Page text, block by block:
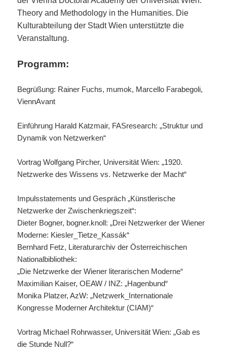
Theory and Methodology in the Humanities. Die
Kulturabteilung der Stadt Wien unterstützte die
Veranstaltung.
Programm:
Begrüßung: Rainer Fuchs, mumok, Marcello Farabegoli,
ViennAvant
Einführung Harald Katzmair, FASresearch: „Struktur und
Dynamik von Netzwerken“
Vortrag Wolfgang Pircher, Universität Wien: „1920.
Netzwerke des Wissens vs. Netzwerke der Macht“
Impulsstatements und Gespräch „Künstlerische
Netzwerke der Zwischenkriegszeit“:
Dieter Bogner, bogner.knoll: „Drei Netzwerker der Wiener
Moderne: Kiesler_Tietze_Kassák“
Bernhard Fetz, Literaturarchiv der Österreichischen
Nationalbibliothek:
„Die Netzwerke der Wiener literarischen Moderne“
Maximilian Kaiser, OEAW / INZ: „Hagenbund“
Monika Platzer, AzW: „Netzwerk_Internationale
Kongresse Moderner Architektur (CIAM)“
Vortrag Michael Rohrwasser, Universität Wien: „Gab es
die Stunde Null?“